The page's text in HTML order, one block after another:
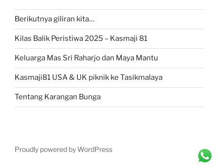
Berikutnya giliran kita…
Kilas Balik Peristiwa 2025 – Kasmaji 81
Keluarga Mas Sri Raharjo dan Maya Mantu
Kasmaji81 USA & UK piknik ke Tasikmalaya
Tentang Karangan Bunga
Proudly powered by WordPress